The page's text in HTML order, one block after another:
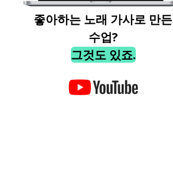
좋아하는 노래 가사로 만든
수업?
그것도 있죠.